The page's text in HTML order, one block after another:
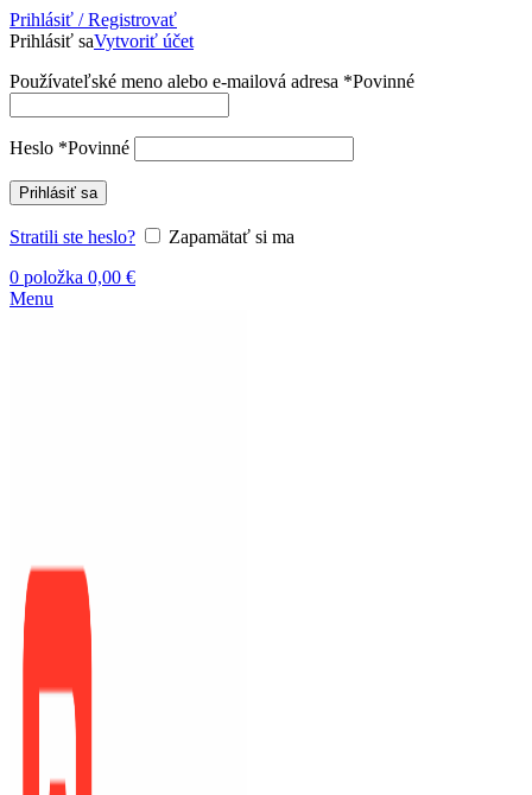
Prihlásiť / Registrovať
Prihlásiť saVytvoriť účet
Používateľské meno alebo e-mailová adresa *Povinné
Heslo *Povinné
Prihlásiť sa
Stratili ste heslo?
Zapamätať si ma
0 položka 0,00 €
Menu